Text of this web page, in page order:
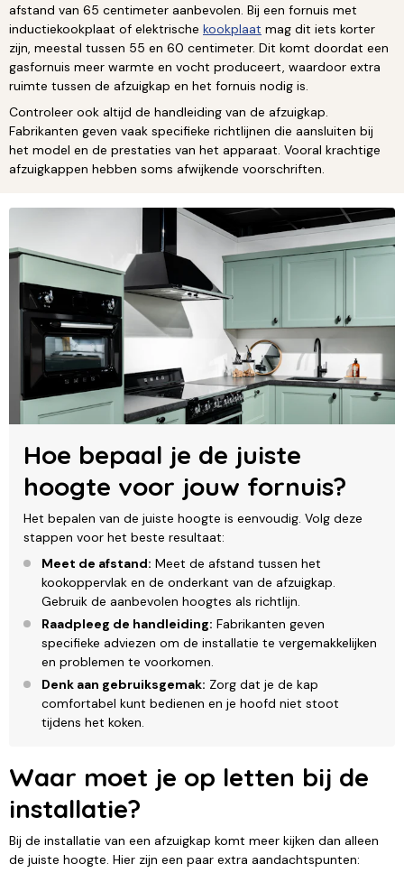
afstand van 65 centimeter aanbevolen. Bij een fornuis met
inductiekookplaat of elektrische kookplaat mag dit iets korter
zijn, meestal tussen 55 en 60 centimeter. Dit komt doordat een
gasfornuis meer warmte en vocht produceert, waardoor extra
ruimte tussen de afzuigkap en het fornuis nodig is.
Controleer ook altijd de handleiding van de afzuigkap.
Fabrikanten geven vaak specifieke richtlijnen die aansluiten bij
het model en de prestaties van het apparaat. Vooral krachtige
afzuigkappen hebben soms afwijkende voorschriften.
Hoe bepaal je de juiste
hoogte voor jouw fornuis?
Het bepalen van de juiste hoogte is eenvoudig. Volg deze
stappen voor het beste resultaat:
Meet de afstand: Meet de afstand tussen het
kookoppervlak en de onderkant van de afzuigkap.
Gebruik de aanbevolen hoogtes als richtlijn.
Raadpleeg de handleiding: Fabrikanten geven
specifieke adviezen om de installatie te vergemakkelijken
en problemen te voorkomen.
Denk aan gebruiksgemak: Zorg dat je de kap
comfortabel kunt bedienen en je hoofd niet stoot
tijdens het koken.
Waar moet je op letten bij de
installatie?
Bij de installatie van een afzuigkap komt meer kijken dan alleen
de juiste hoogte. Hier zijn een paar extra aandachtspunten: